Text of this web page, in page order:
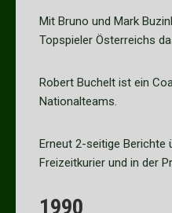
Mit Bruno und Mark
Topspieler Österreichs
Robert Buchelt ist ein
Nationalteams.
Erneut 2-seitige Berichte
Freizeitkurier und in der
1990